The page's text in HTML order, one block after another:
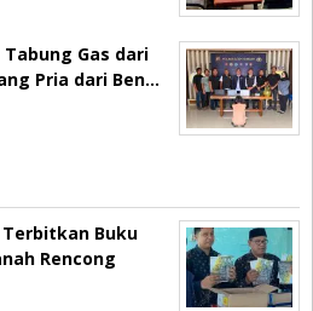
Gas dari
Pria dari Ben…
Terbitkan Buku
Rencong